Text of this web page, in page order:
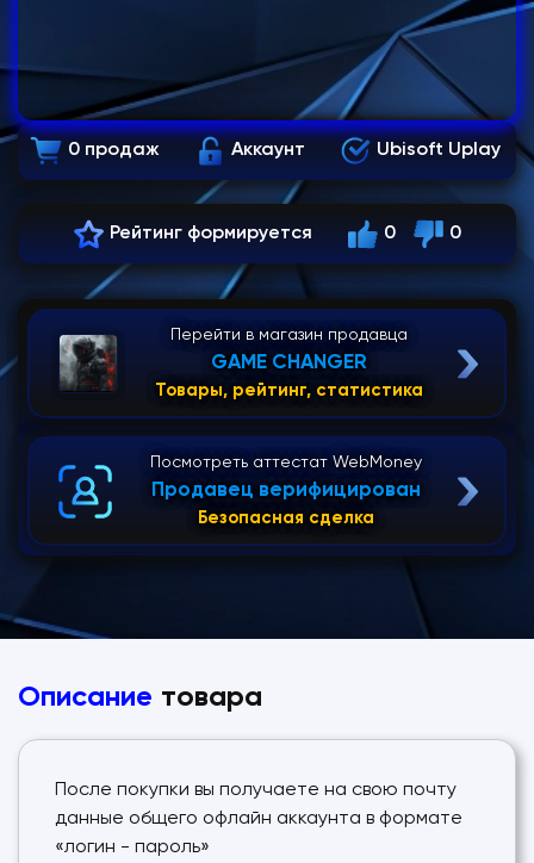
0 продаж Аккаунт Ubisoft Uplay
Рейтинг формируется 0 0
Перейти в магазин продавца
GAME CHANGER
Товары, рейтинг, статистика
Посмотреть аттестат WebMoney
Продавец верифицирован
Безопасная сделка
Описание товара
После покупки вы получаете на свою почту
данные общего офлайн аккаунта в формате
«логин - пароль»